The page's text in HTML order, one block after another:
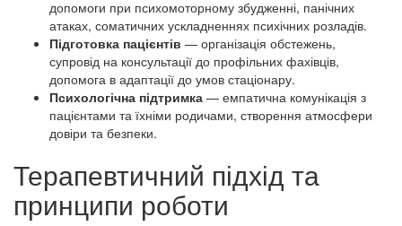
допомоги при психомоторному збудженні, панічних
атаках, соматичних ускладненнях психічних розладів.
Підготовка пацієнтів — організація обстежень,
супровід на консультації до профільних фахівців,
допомога в адаптації до умов стаціонару.
Психологічна підтримка — емпатична комунікація з
пацієнтами та їхніми родичами, створення атмосфери
довіри та безпеки.
Терапевтичний підхід та
принципи роботи